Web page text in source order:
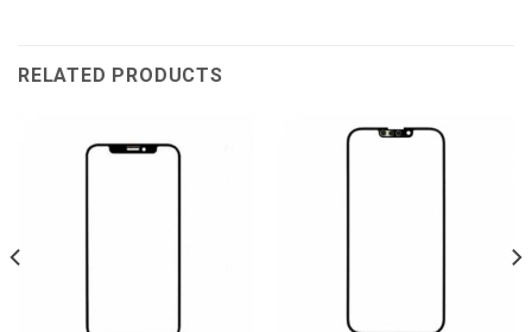
RELATED PRODUCTS